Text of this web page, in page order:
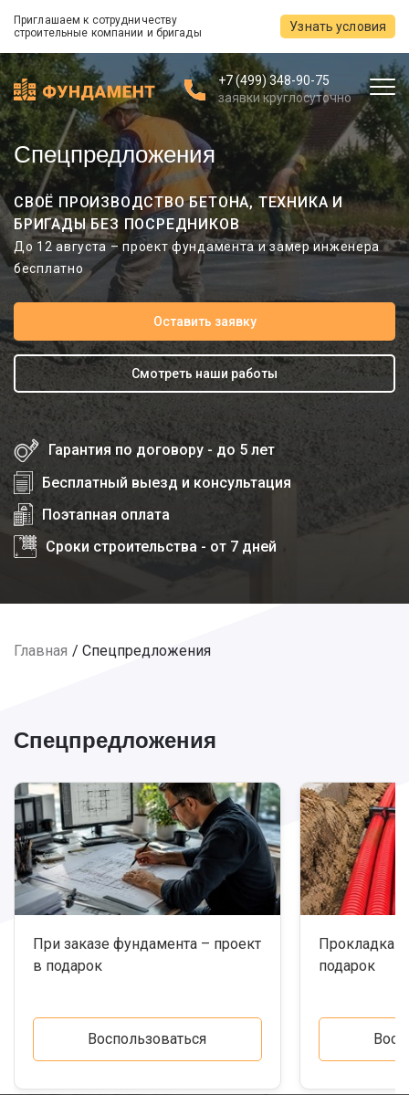
Приглашаем к сотрудничеству
строительные компании и бригады
Узнать условия
+7 (499) 348-90-75
заявки круглосуточно
Спецпредложения
СВОЁ ПРОИЗВОДСТВО БЕТОНА, ТЕХНИКА И
БРИГАДЫ БЕЗ ПОСРЕДНИКОВ
До 12 августа – проект фундамента и замер инженера
бесплатно
Оставить заявку
Смотреть наши работы
Гарантия по договору - до 5 лет
Бесплатный выезд и консультация
Поэтапная оплата
Сроки строительства - от 7 дней
Главная Спецпредложения
Спецпредложения
При заказе фундамента – проект
в подарок
Воспользоваться
Прокладка
подарок